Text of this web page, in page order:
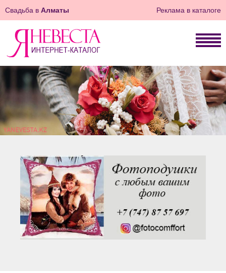
Свадьба в Алматы Реклама в каталоге